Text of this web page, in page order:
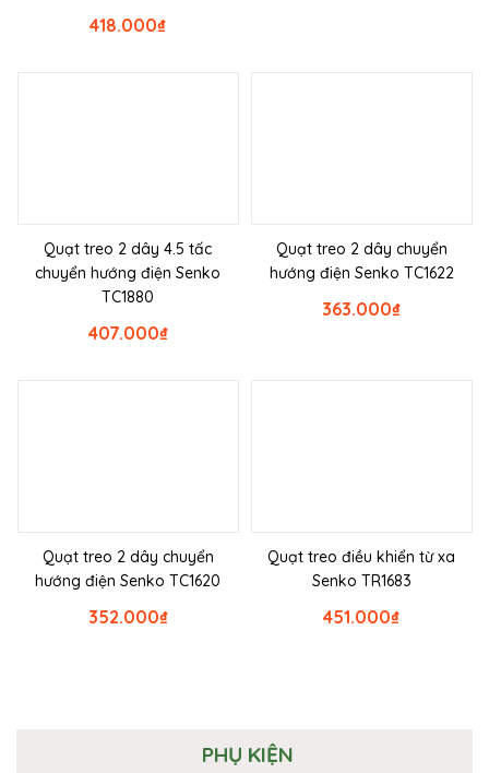
₫
418.000
Quạt treo 2 dây 4.5 tấc
chuyển hướng điện Senko
TC1880
₫
407.000
Quạt treo 2 dây chuyển
hướng điện Senko TC1622
₫
363.000
Quạt treo 2 dây chuyển
hướng điện Senko TC1620
₫
352.000
Quạt treo điều khiển từ xa
Senko TR1683
₫
451.000
PHỤ KIỆN